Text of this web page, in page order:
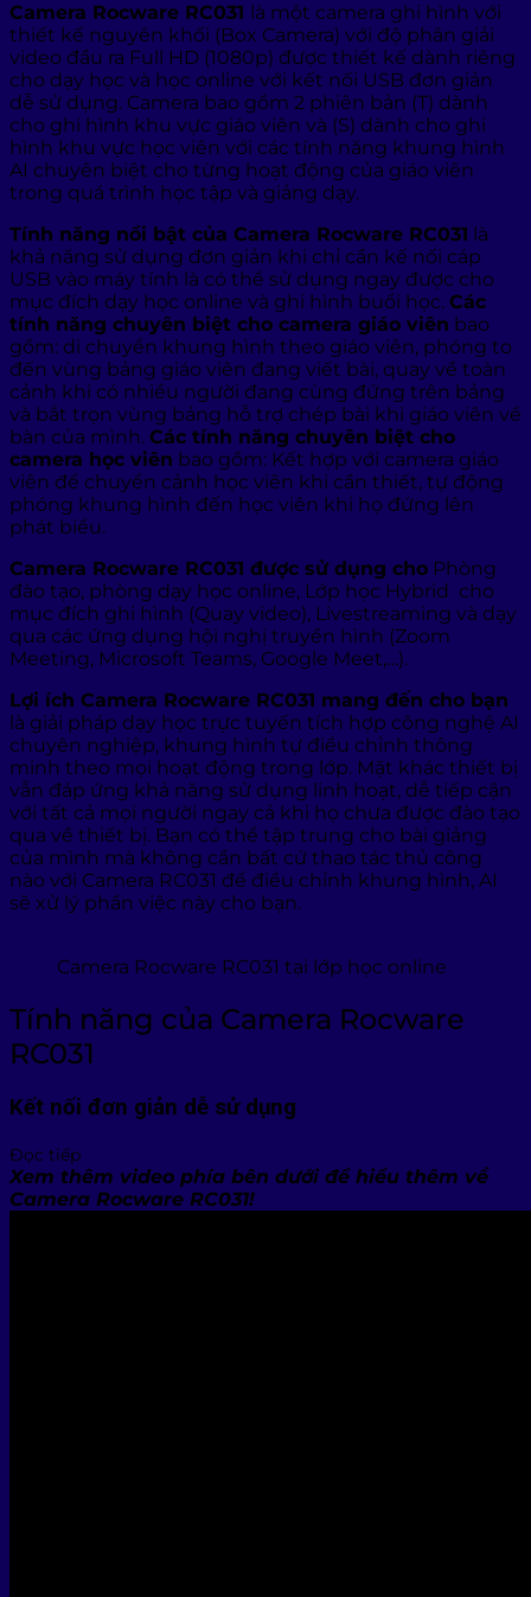
Camera Rocware RC031 là một camera ghi hình với
thiết kế nguyên khối (Box Camera) với độ phân giải
video đầu ra Full HD (1080p) được thiết kế dành riêng
cho dạy học và học online với kết nối USB đơn giản
dễ sử dụng. Camera bao gồm 2 phiên bản (T) dành
cho ghi hình khu vực giáo viên và (S) dành cho ghi
hình khu vực học viên với các tính năng khung hình
AI chuyên biệt cho từng hoạt động của giáo viên
trong quá trình học tập và giảng dạy.
Tính năng nổi bật của Camera Rocware RC031 là
khả năng sử dụng đơn giản khi chỉ cần kế nối cáp
USB vào máy tính là có thể sử dụng ngay được cho
mục đích dạy học online và ghi hình buổi học. Các
tính năng chuyên biệt cho camera giáo viên bao
gồm: di chuyển khung hình theo giáo viên, phóng to
đến vùng bảng giáo viên đang viết bài, quay về toàn
cảnh khi có nhiều người đang cùng đứng trên bảng
và bắt trọn vùng bảng hỗ trợ chép bài khi giáo viên về
bàn của mình. Các tính năng chuyên biệt cho
camera học viên bao gồm: Kết hợp với camera giáo
viên để chuyển cảnh học viên khi cần thiết, tự động
phóng khung hình đến học viên khi họ đứng lên
phát biểu.
Camera Rocware RC031 được sử dụng cho Phòng
đào tạo, phòng dạy học online, Lớp học Hybrid cho
mục đích ghi hình (Quay video), Livestreaming và dạy
qua các ứng dụng hội nghị truyền hình (Zoom
Meeting, Microsoft Teams, Google Meet,…).
Lợi ích Camera Rocware RC031 mang đến cho bạn
là giải pháp dạy học trực tuyến tích hợp công nghệ AI
chuyên nghiệp, khung hình tự điều chỉnh thông
minh theo mọi hoạt động trong lớp. Mặt khác thiết bị
vẫn đáp ứng khả năng sử dụng linh hoạt, dễ tiếp cận
với tất cả mọi người ngay cả khi họ chưa được đào tạo
qua về thiết bị. Bạn có thể tập trung cho bài giảng
của mình mà không cần bất cứ thao tác thủ công
nào với Camera RC031 để điều chỉnh khung hình, AI
sẽ xử lý phần việc này cho bạn.
Camera Rocware RC031 tại lớp học online
Tính năng của Camera Rocware
RC031
Kết nối đơn giản dễ sử dụng
Đọc tiếp
Xem thêm video phía bên dưới để hiểu thêm về
Camera Rocware RC031!